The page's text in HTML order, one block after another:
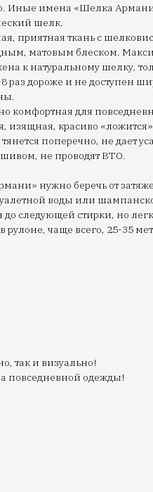
Иные имена «Шелка
шелк.
приятная ткань с
матовым блеском.
к натуральному шелку,
8 раз дороже и не доступен
комфортная для
изящная, красиво «ложится»
поперечно, не дает
не проводят ВТО.
нужно беречь от
воды или
до следующей стирки, но
рулоне, чаще всего, 25-35
так и визуально!
повседневной одежды!